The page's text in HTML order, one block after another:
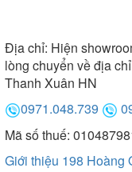
Địa chỉ: Hiện
lòng chuyển về địa
Thanh Xuân HN
0971.048.739
Mã số thuế:
Giới thiệu 198 Hoàng